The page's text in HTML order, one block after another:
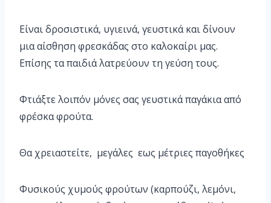
Είναι δροσιστικά, υγιεινά, γευστικά και δίνουν
μια αίσθηση φρεσκάδας στο καλοκαίρι μας.
Επίσης τα παιδιά λατρεύουν τη γεύση τους.
Φτιάξτε λοιπόν μόνες σας γευστικά παγάκια από
φρέσκα φρούτα.
Θα χρειαστείτε, μεγάλες εως μέτριες παγοθήκες
Φυσικούς χυμούς φρούτων (καρπούζι, λεμόνι,